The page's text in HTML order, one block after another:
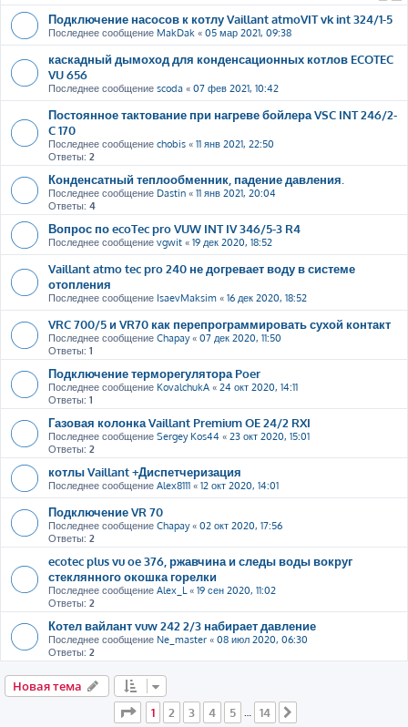
Подключение насосов к котлу Vaillant atmoVIT vk int 324/1-5
Последнее сообщение MakDak « 05 мар 2021, 09:38
каскадный дымоход для конденсационных котлов ECOTEC
VU 656
Последнее сообщение scoda « 07 фев 2021, 10:42
Постоянное тактование при нагреве бойлера VSC INT 246/2-
C 170
Последнее сообщение chobis « 11 янв 2021, 22:50
Ответы: 2
Конденсатный теплообменник, падение давления.
Последнее сообщение Dastin « 11 янв 2021, 20:04
Ответы: 4
Вопрос по ecoTec pro VUW INT IV 346/5-3 R4
Последнее сообщение vgwit « 19 дек 2020, 18:52
Vaillant atmo tec pro 240 не догревает воду в системе
отопления
Последнее сообщение IsaevMaksim « 16 дек 2020, 18:52
VRC 700/5 и VR70 как перепрограммировать сухой контакт
Последнее сообщение Chapay« 07 дек 2020, 11:50
Ответы: 1
Подключение терморегулятора Poer
Последнее сообщение KovalchukA « 24 окт 2020, 14:11
Ответы: 1
Газовая колонка Vaillant Premium OE 24/2 RXI
Последнее сообщение Sergey Kos44 « 23 окт 2020, 15:01
Ответы: 2
котлы Vaillant +Диспетчеризация
Последнее сообщение Alex8111 « 12 окт 2020, 14:01
Подключение VR 70
Последнее сообщение Chapay« 02 окт 2020, 17:56
Ответы: 2
ecotec plus vu oe 376, ржавчина и следы воды вокруг
стеклянного окошка горелки
Последнее сообщение Alex_L« 19 сен 2020, 11:02
Ответы: 2
Котел вайлант vuw 242 2/3 набирает давление
Последнее сообщение Ne_master « 08 июл 2020, 06:30
Ответы: 2
Новая тема
Страница
из 14
1 2 3 4 5 … 14